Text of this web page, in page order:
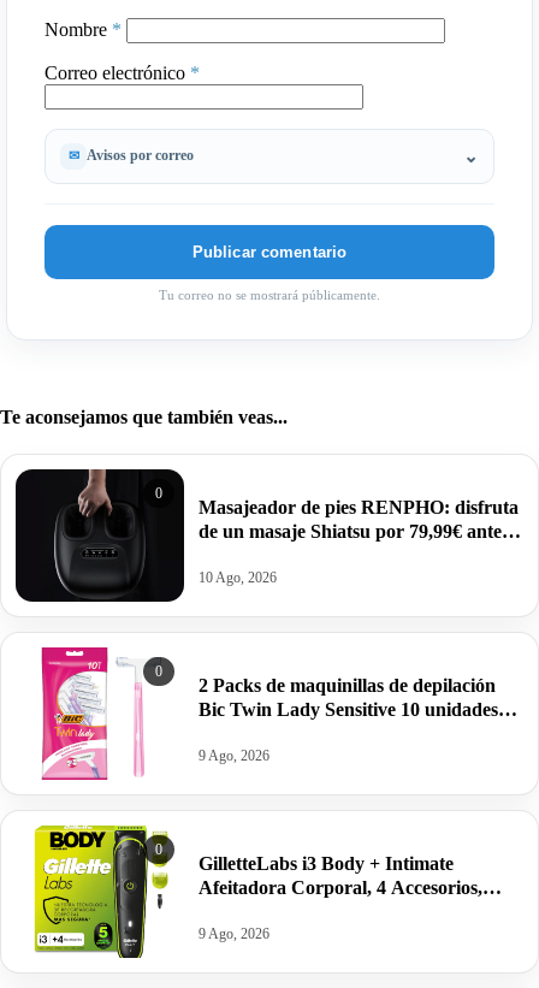
Nombre *
Correo electrónico *
Avisos por correo
Tu correo no se mostrará públicamente.
Te aconsejamos que también veas...
0
Masajeador de pies RENPHO: disfruta
de un masaje Shiatsu por 79,99€ antes
10 Ago, 2026
0
2 Packs de maquinillas de depilación
Bic Twin Lady Sensitive 10 unidades
9 Ago, 2026
0
GilletteLabs i3 Body + Intimate
Afeitadora Corporal, 4 Accesorios,
9 Ago, 2026